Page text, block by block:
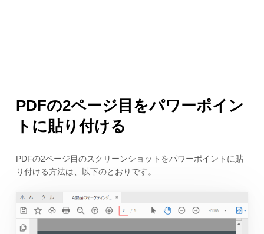
PDFの2ページ目をパワーポイン
トに貼り付ける
PDFの2ページ目のスクリーンショットをパワーポイントに貼
り付ける方法は、以下のとおりです。